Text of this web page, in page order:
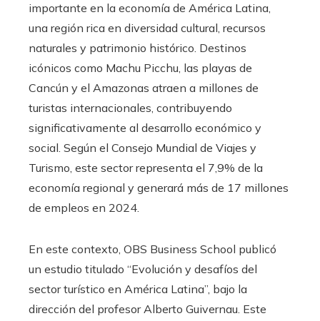
importante en la economía de América Latina,
una región rica en diversidad cultural, recursos
naturales y patrimonio histórico. Destinos
icónicos como Machu Picchu, las playas de
Cancún y el Amazonas atraen a millones de
turistas internacionales, contribuyendo
significativamente al desarrollo económico y
social. Según el Consejo Mundial de Viajes y
Turismo, este sector representa el 7,9% de la
economía regional y generará más de 17 millones
de empleos en 2024.
En este contexto, OBS Business School publicó
un estudio titulado “Evolución y desafíos del
sector turístico en América Latina”, bajo la
dirección del profesor Alberto Guivernau. Este